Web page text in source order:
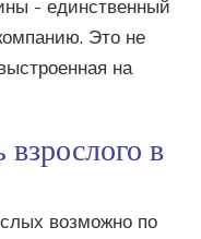
- единственный
Это не
на
в
возможно по